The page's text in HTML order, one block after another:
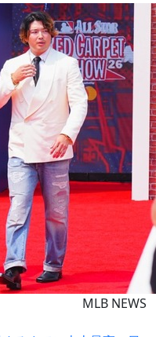
MLB NEWS